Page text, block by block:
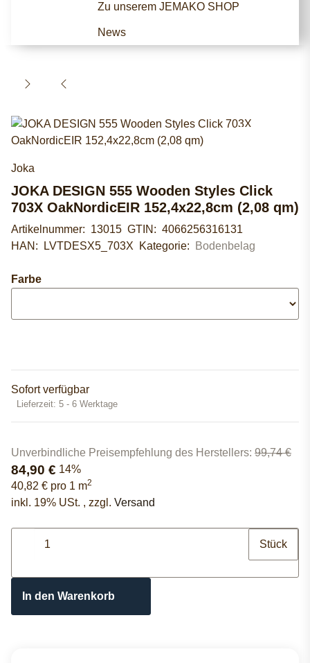
Zu unserem JEMAKO SHOP
News
Joka
JOKA DESIGN 555 Wooden Styles Click
703X OakNordicEIR 152,4x22,8cm (2,08 qm)
Artikelnummer: 13015 GTIN: 4066256316131
HAN:
LVTDESX5_703X Kategorie: Bodenbelag
Farbe
Sofort verfügbar
Lieferzeit: 5 - 6 Werktage
Unverbindliche Preisempfehlung des Herstellers: 99,74 €
84,90 € 14%
40,82 € pro 1 m2
inkl. 19% USt. , zzgl. Versand
Stück
In den Warenkorb